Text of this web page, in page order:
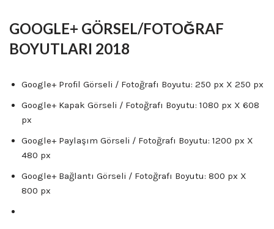
GOOGLE+ GÖRSEL/FOTOĞRAF
BOYUTLARI 2018
Google+ Profil Görseli / Fotoğrafı Boyutu: 250 px X 250 px
Google+ Kapak Görseli / Fotoğrafı Boyutu: 1080 px X 608
px
Google+ Paylaşım Görseli / Fotoğrafı Boyutu: 1200 px X
480 px
Google+ Bağlantı Görseli / Fotoğrafı Boyutu: 800 px X
800 px